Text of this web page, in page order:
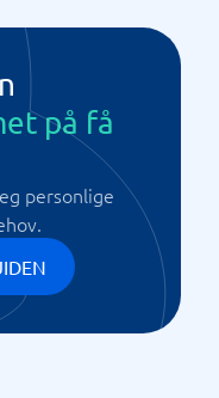
på få
personlige